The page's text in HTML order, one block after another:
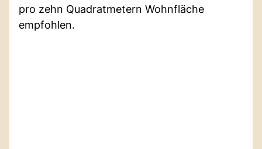
pro zehn Quadratmetern Wohnfläche
empfohlen.